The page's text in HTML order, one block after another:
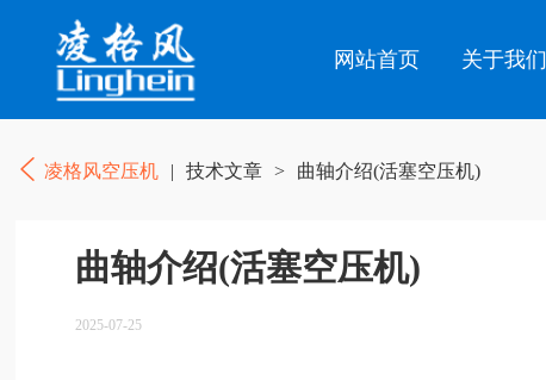
网站首页 关于我们
凌格风空压机 | 技术文章 > 曲轴介绍(活塞空压机)
曲轴介绍(活塞空压机)
2025-07-25